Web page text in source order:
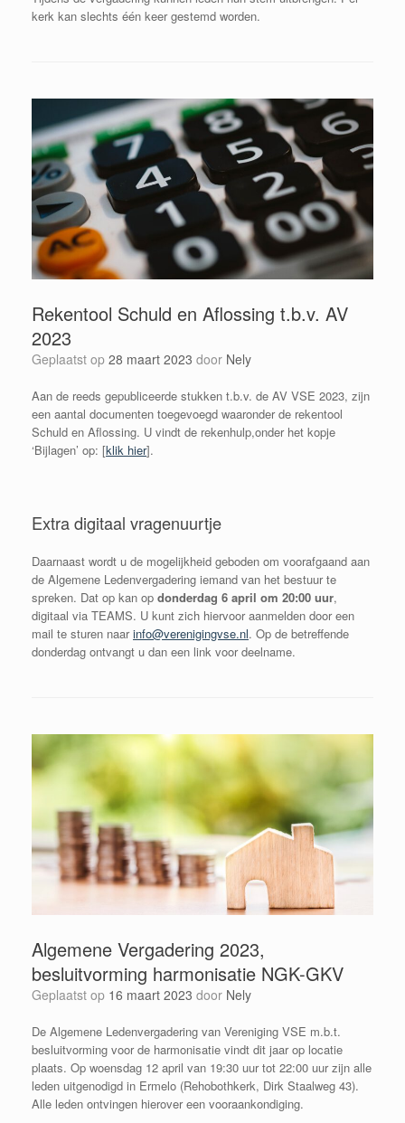
kerk kan slechts één keer gestemd worden.
Rekentool Schuld en Aflossing t.b.v. AV
2023
Geplaatst op 28 maart 2023 door Nely
Aan de reeds gepubliceerde stukken t.b.v. de AV VSE 2023, zijn
een aantal documenten toegevoegd waaronder de rekentool
Schuld en Aflossing. U vindt de rekenhulp,onder het kopje
‘Bijlagen’ op: [klik hier].
Extra digitaal vragenuurtje
Daarnaast wordt u de mogelijkheid geboden om voorafgaand aan
de Algemene Ledenvergadering iemand van het bestuur te
spreken. Dat op kan op donderdag 6 april om 20:00 uur,
digitaal via TEAMS. U kunt zich hiervoor aanmelden door een
mail te sturen naarinfo@verenigingvse.nl. Op de betreffende
donderdag ontvangt u dan een link voor deelname.
Algemene Vergadering 2023,
besluitvorming harmonisatie NGK-GKV
Geplaatst op 16 maart 2023 door Nely
De Algemene Ledenvergadering van Vereniging VSE m.b.t.
besluitvorming voor de harmonisatie vindt dit jaar op locatie
plaats. Op woensdag 12 april van 19:30 uur tot 22:00 uur zijn alle
leden uitgenodigd in Ermelo (Rehobothkerk, Dirk Staalweg 43).
Alle leden ontvingen hierover een vooraankondiging.